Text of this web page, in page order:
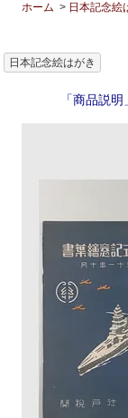
ホーム > 日本記念絵
日本記念絵はがき
「商品説